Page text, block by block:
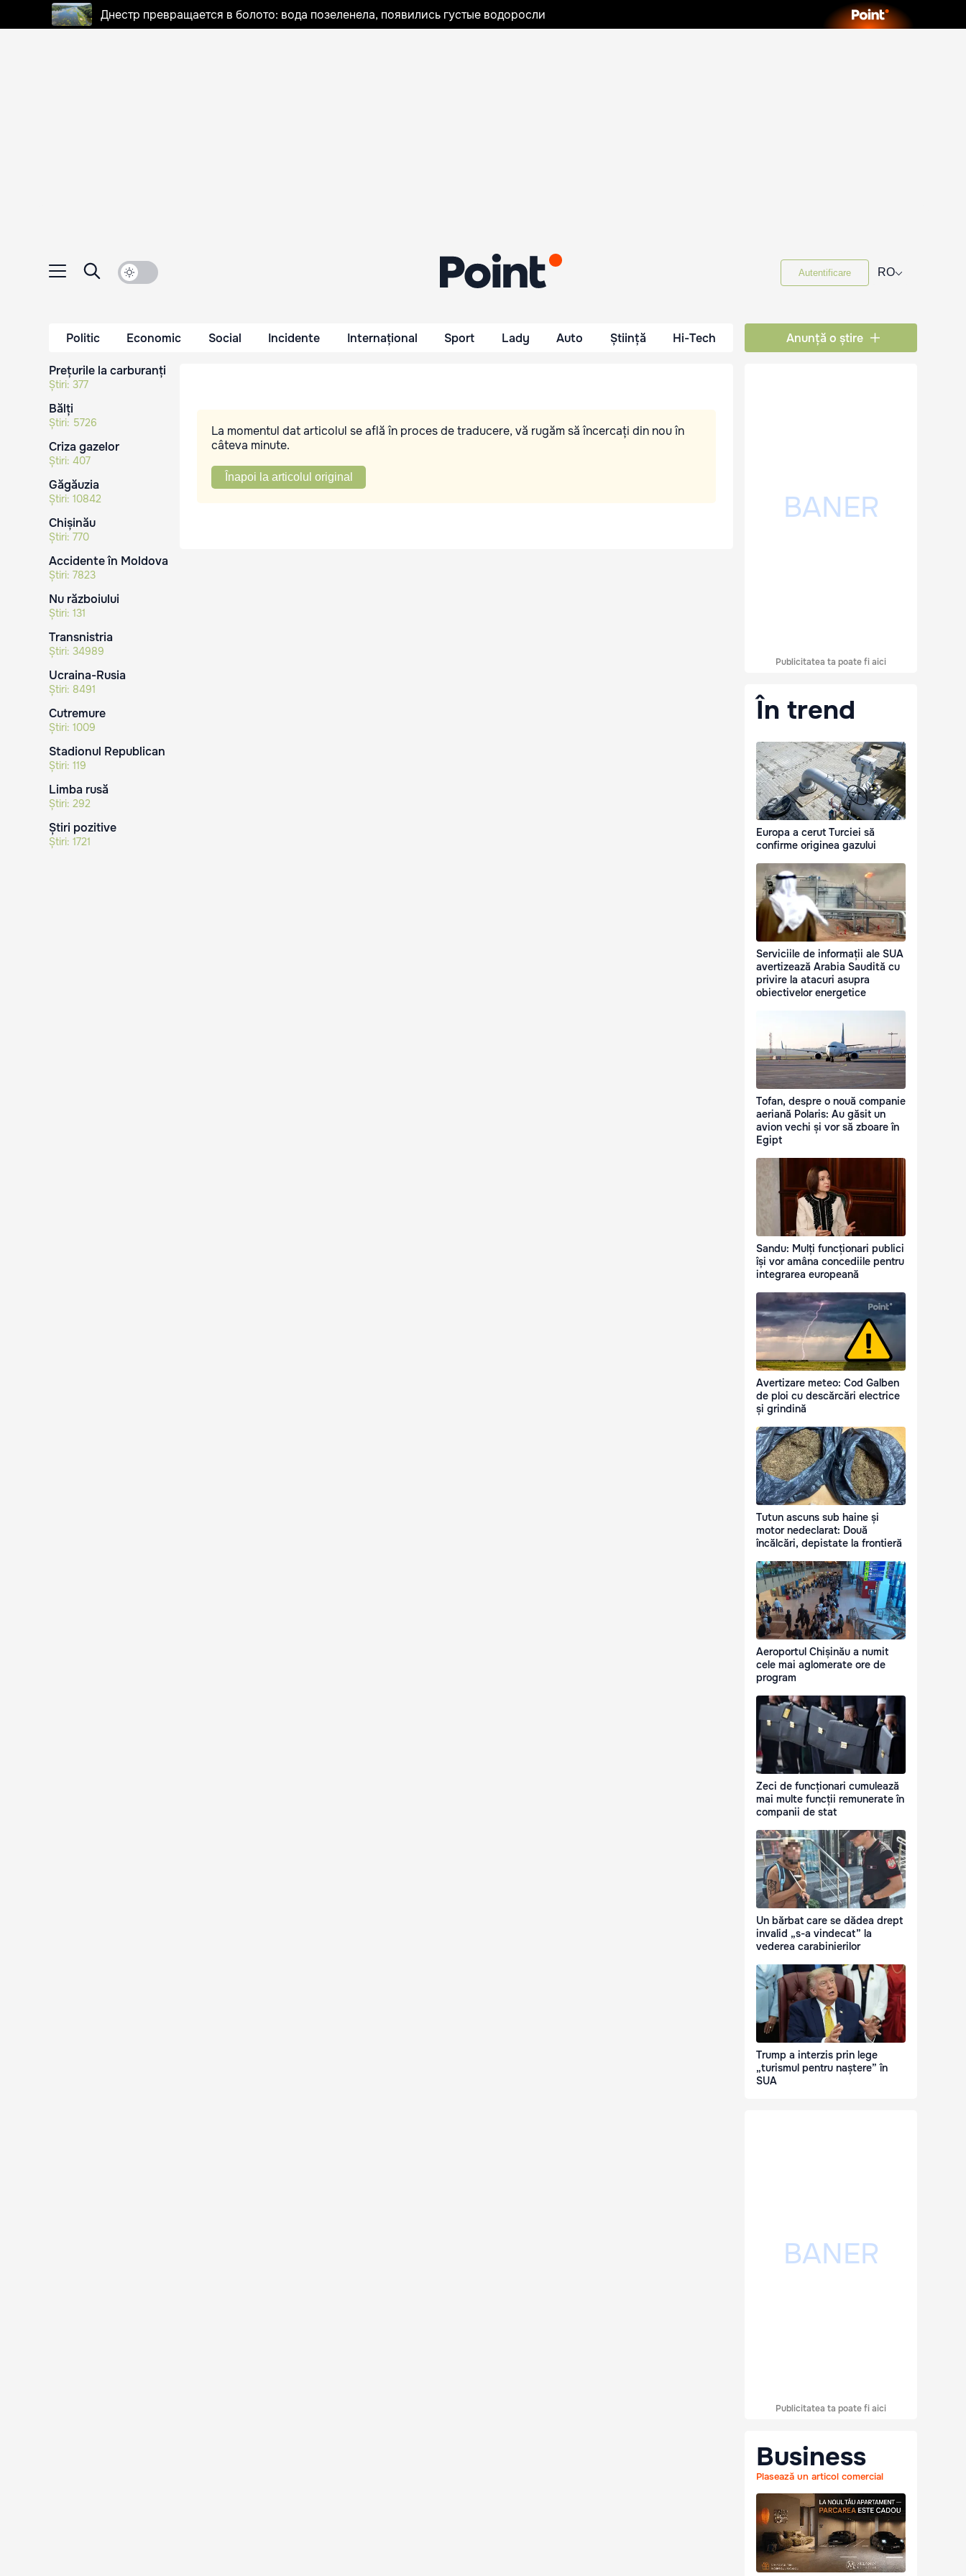
Днестр превращается в болото: вода позеленела, появились густые водоросли
Autentificare RO⌵
Politic Economic Social Incidente Internațional Sport Lady Auto Știință Hi-Tech Anunță o știre
Prețurile la carburanți
Știri: 377
Bălți
Știri: 5726
Criza gazelor
Știri: 407
Găgăuzia
Știri: 10842
Chișinău
Știri: 770
Accidente în Moldova
Știri: 7823
Nu războiului
Știri: 131
Transnistria
Știri: 34989
Ucraina-Rusia
Știri: 8491
Cutremure
Știri: 1009
Stadionul Republican
Știri: 119
Limba rusă
Știri: 292
Știri pozitive
Știri: 1721
La momentul dat articolul se află în proces de traducere, vă rugăm să încercați din nou în
câteva minute.
Înapoi la articolul original
Publicitatea ta poate fi aici
În trend
Europa a cerut Turciei să
confirme originea gazului
Serviciile de informații ale SUA
avertizează Arabia Saudită cu
privire la atacuri asupra
obiectivelor energetice
Tofan, despre o nouă companie
aeriană Polaris: Au găsit un
avion vechi și vor să zboare în
Egipt
Sandu: Mulți funcționari publici
își vor amâna concediile pentru
integrarea europeană
Avertizare meteo: Cod Galben
de ploi cu descărcări electrice
și grindină
Tutun ascuns sub haine și
motor nedeclarat: Două
încălcări, depistate la frontieră
Aeroportul Chișinău a numit
cele mai aglomerate ore de
program
Zeci de funcționari cumulează
mai multe funcții remunerate în
companii de stat
Un bărbat care se dădea drept
invalid „s-a vindecat” la
vederea carabinierilor
Trump a interzis prin lege
„turismul pentru naștere” în
SUA
Publicitatea ta poate fi aici
Business
Plasează un articol comercial